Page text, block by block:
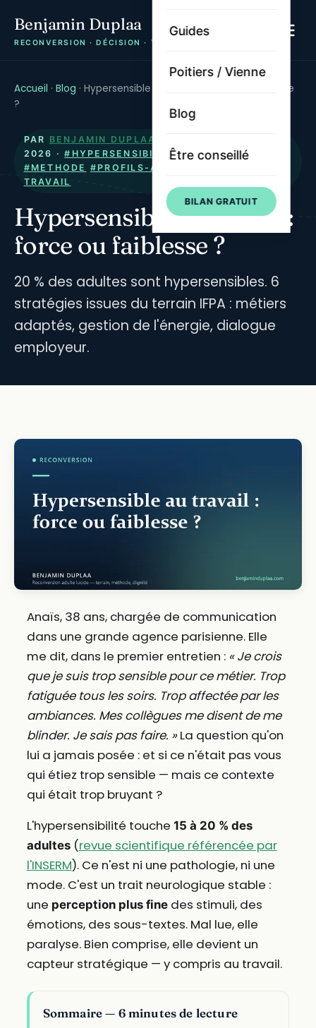
Benjamin Duplaa
RECONVERSION · DÉCISION · TRAJECTOIRE
Guides
Poitiers / Vienne
Blog
Être conseillé
BILAN GRATUIT
Accueil · Blog · Hypersensible au travail : force ou faiblesse
?
PAR BENJAMIN DUPLAA
2026 ·#HYPERSENSIBILITE #RECONVERSION
#METHODE #PROFILS-ATYPIQUES
TRAVAIL
Hypersensible au travail :
force ou faiblesse ?
20 % des adultes sont hypersensibles. 6
stratégies issues du terrain IFPA : métiers
adaptés, gestion de l'énergie, dialogue
employeur.
Anaïs, 38 ans, chargée de communication
dans une grande agence parisienne. Elle
me dit, dans le premier entretien : « Je crois
que je suis trop sensible pour ce métier. Trop
fatiguée tous les soirs. Trop affectée par les
ambiances. Mes collègues me disent de me
blinder. Je sais pas faire. »La question qu'on
lui a jamais posée : et si ce n'était pas vous
qui étiez trop sensible — mais ce contexte
qui était trop bruyant ?
L'hypersensibilité touche 15 à 20 % des
adultes(revue scientifique référencée par
l'INSERM). Ce n'est ni une pathologie, ni une
mode. C'est un trait neurologique stable :
une perception plus finedes stimuli, des
émotions, des sous-textes. Mal lue, elle
paralyse. Bien comprise, elle devient un
capteur stratégique — y compris au travail.
Sommaire — 6 minutes de lecture